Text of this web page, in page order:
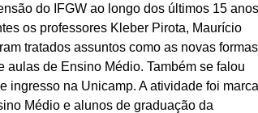
do IFGW ao longo dos últimos 15
os professores Kleber Pirota, Maurício
tratados assuntos como as novas formas
de Ensino Médio. Também se falou
na Unicamp. A atividade foi
Médio e alunos de graduação da